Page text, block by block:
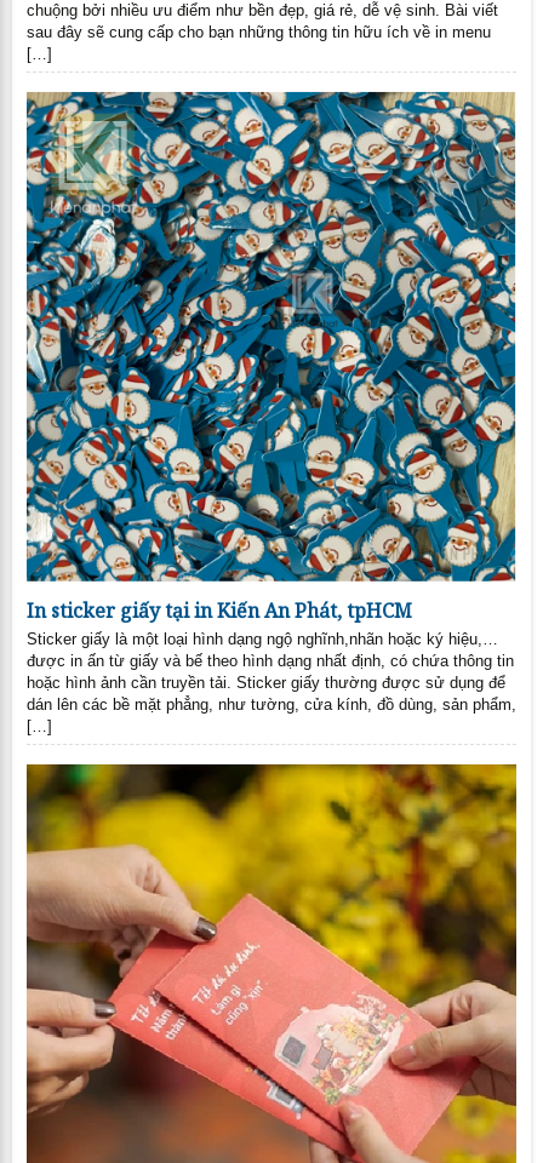
chuộng bởi nhiều ưu điểm như bền đẹp, giá rẻ, dễ vệ sinh. Bài viết
sau đây sẽ cung cấp cho bạn những thông tin hữu ích về in menu
[…]
In sticker giấy tại in Kiến An Phát, tpHCM
Sticker giấy là một loại hình dạng ngộ nghĩnh,nhãn hoặc ký hiệu,…
được in ấn từ giấy và bế theo hình dạng nhất định, có chứa thông tin
hoặc hình ảnh cần truyền tải. Sticker giấy thường được sử dụng để
dán lên các bề mặt phẳng, như tường, cửa kính, đồ dùng, sản phẩm,
[…]